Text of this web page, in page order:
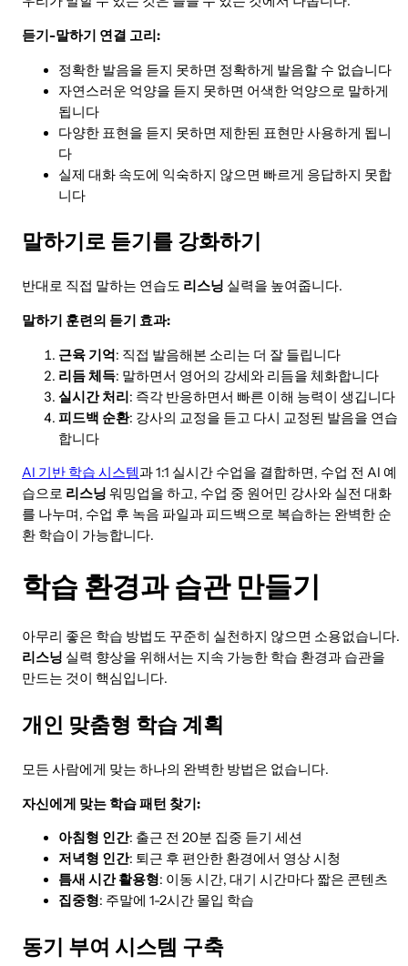
듣기-말하기 연결 고리:
정확한 발음을 듣지 못하면 정확하게 발음할 수 없습니다
자연스러운 억양을 듣지 못하면 어색한 억양으로 말하게
됩니다
다양한 표현을 듣지 못하면 제한된 표현만 사용하게 됩니
다
실제 대화 속도에 익숙하지 않으면 빠르게 응답하지 못합
니다
말하기로 듣기를 강화하기
반대로 직접 말하는 연습도 리스닝 실력을 높여줍니다.
말하기 훈련의 듣기 효과:
근육 기억: 직접 발음해본 소리는 더 잘 들립니다
리듬 체득: 말하면서 영어의 강세와 리듬을 체화합니다
실시간 처리: 즉각 반응하면서 빠른 이해 능력이 생깁니다
피드백 순환: 강사의 교정을 듣고 다시 교정된 발음을 연습
합니다
AI 기반 학습 시스템과 1:1 실시간 수업을 결합하면, 수업 전 AI 예
습으로 리스닝 워밍업을 하고, 수업 중 원어민 강사와 실전 대화
를 나누며, 수업 후 녹음 파일과 피드백으로 복습하는 완벽한 순
환 학습이 가능합니다.
학습 환경과 습관 만들기
아무리 좋은 학습 방법도 꾸준히 실천하지 않으면 소용없습니다.
리스닝 실력 향상을 위해서는 지속 가능한 학습 환경과 습관을
만드는 것이 핵심입니다.
개인 맞춤형 학습 계획
모든 사람에게 맞는 하나의 완벽한 방법은 없습니다.
자신에게 맞는 학습 패턴 찾기:
아침형 인간: 출근 전 20분 집중 듣기 세션
저녁형 인간: 퇴근 후 편안한 환경에서 영상 시청
틈새 시간 활용형: 이동 시간, 대기 시간마다 짧은 콘텐츠
집중형: 주말에 1-2시간 몰입 학습
동기 부여 시스템 구축